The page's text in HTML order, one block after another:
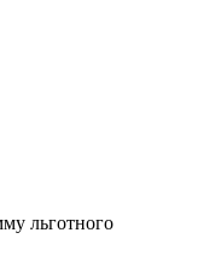
льготного